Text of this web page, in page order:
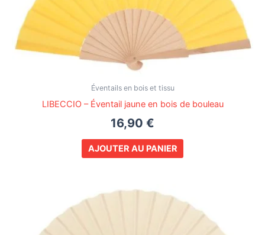
Éventails en bois et tissu
LIBECCIO – Éventail jaune en bois de bouleau
16,90 €
AJOUTER AU PANIER